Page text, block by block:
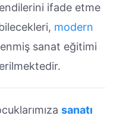
ifade etme
modern
sanat eğitimi
sanatı